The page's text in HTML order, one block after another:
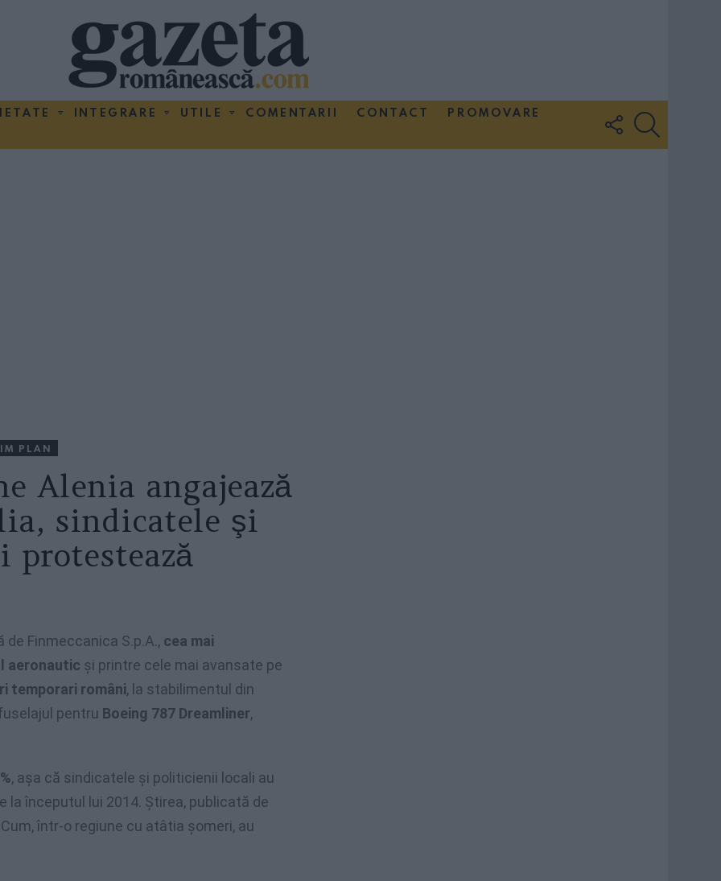
INTEGRARE UTILE COMENTARII CONTACT
PROMOVARE
FOLLOW
US
PLAN
Alenia angajează
sindicatele şi
Finmeccanica S.p.A., cea mai
aeronautic şi printre cele mai avansate pe
temporari români, la stabilimentul din
pentru Boeing 787 Dreamliner,
, aşa că sindicatele şi politicienii locali au
începutul lui 2014. Ştirea, publicată de
Cum, într-o regiune cu atâtia şomeri, au